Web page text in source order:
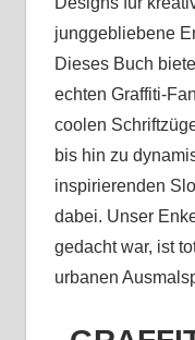
junggebliebene
Dieses Buch
echten Graffiti-
coolen
bis hin zu
inspirierenden
dabei. Unser
gedacht war, ist
urbanen